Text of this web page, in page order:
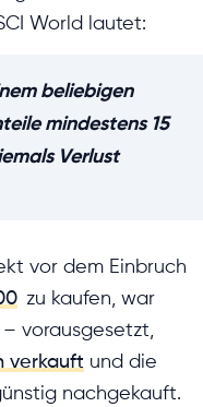
World lautet:
beliebigen
mindestens 15
Verlust
vor dem Einbruch
zu kaufen, war
– vorausgesetzt,
verkauft und die
nachgekauft.